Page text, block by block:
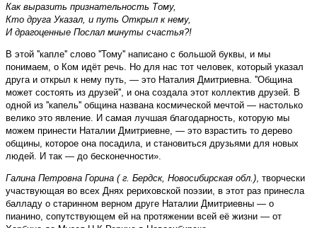
Как выразить признательность Тому,
Кто друга Указал, и путь Открыл к нему,
И драгоценные Послал минуты счастья?!
В этой ''капле'' слово ''Тому'' написано с большой буквы, и мы
понимаем, о Ком идёт речь. Но для нас тот человек, который указал
друга и открыл к нему путь, — это Наталия Дмитриевна. ''Община
может состоять из друзей'', и она создала этот коллектив друзей. В
одной из ''капель'' община названа космической мечтой — настолько
велико это явление. И самая лучшая благодарность, которую мы
можем принести Наталии Дмитриевне, — это взрастить то дерево
общины, которое она посадила, и становиться друзьями для новых
людей. И так — до бесконечности».
Галина Петровна Горина ( г. Бердск, Новосибирская обл.) , творчески
участвующая во всех Днях рериховской поэзии, в этот раз принесла
балладу о старинном верном друге Наталии Дмитриевны — о
пианино, сопутствующем ей на протяжении всей её жизни — от